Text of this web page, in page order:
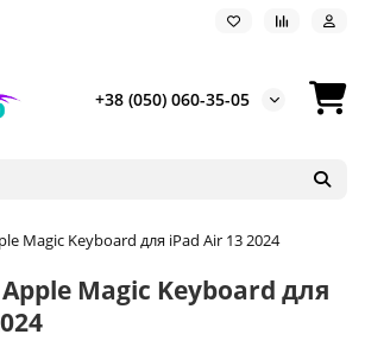
+38 (050) 060-35-05
Magic Keyboard для iPad Air 13 2024
Magic Keyboard для